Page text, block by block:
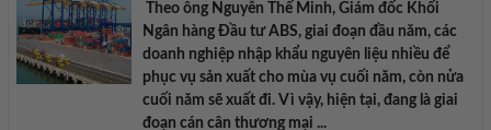
Theo ông Nguyễn Thế Minh, Giám đốc Khối
Ngân hàng Đầu tư ABS, giai đoạn đầu năm, các
doanh nghiệp nhập khẩu nguyên liệu nhiều để
phục vụ sản xuất cho mùa vụ cuối năm, còn nửa
cuối năm sẽ xuất đi. Vì vậy, hiện tại, đang là giai
đoạn cán cân thương mại ...